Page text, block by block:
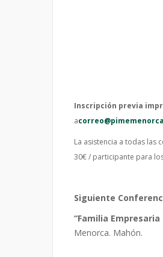
Inscripción previa
a
La asistencia a todas las
30€ / participante para
Siguiente
“Familia
Menorca. Mahón.